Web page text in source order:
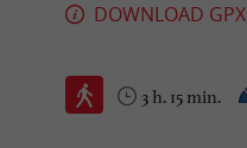
DOWNLOAD
3 h. 15 min.